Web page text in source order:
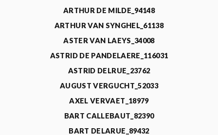
ARTHUR DE MILDE_94148
ARTHUR VAN SYNGHEL_61138
ASTER VAN LAEYS_34008
ASTRID DE PANDELAERE_116031
ASTRID DELRUE_23762
AUGUST VERGUCHT_52033
AXEL VERVAET_18979
BART CALLEBAUT_82390
BART DELARUE_89432